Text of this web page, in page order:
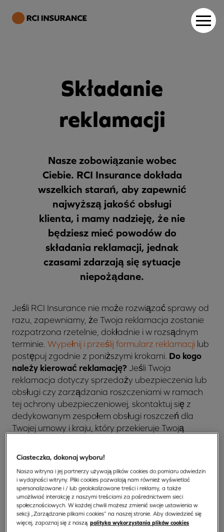
Składanie
reklamacji
Nasze zobowiązanie wobec
Ciebie. RCI Insurance dokłada
wszelkich starań, aby zapewnić
najwyższą jakość obsługi
klienta, i mamy nadzieję, że nie
będziesz mieć powodów do
składania reklamacji, jednak
czasami zdarzają się sytuacje
niepożądane.
Jeśli RCI Insurance nie może rozwiązać sprawy od
razu, zapewniamy, że Twoja reklamacja zostanie
rozpatrzona rzetelnie, dokładnie i w rozsądnym
terminie. Wypełnij i prześlij formularz reklamacji lub
postępuj zgodnie z poniższymi krokami. Do kogo
należy kierować reklamację? Jeśli Twoja
reklamacja dotyczy sprzedaży ubezpieczenia lub
obsługi czy zarządzania roszczeniami w ramach
tej ochrony ubezpieczeniowej, skontaktuj się z
dedykowanym zespołem obsługi roszczeń dla
Twojej umowy i kraju, który przekieruje Twoją
Niemcy
RCI Versicherung-Services GmbH,
Jagenbergstrasse 1, D-41468, Neuss.
+49 2131-401060
Ciasteczka, dokonaj wyboru!
Nasza witryna i jej partnerzy używają plików cookies do pomiaru odwiedzin
i wydajności witryny. Pliki cookies pozwalają nam również wyświetlać
spersonalizowane i / lub geolokalizowane treści i reklamy, a także
umożliwiać interakcję z naszymi treściami za pośrednictwem sieci
społecznościowych. W każdej chwili możesz zmienić swoje ustawienia w
sekcji „Zarządzanie plikami cookies” na naszej stronie. Aby dowiedzieć się
więcej, zapoznaj się z naszą polityka wykorzystania plików cookies